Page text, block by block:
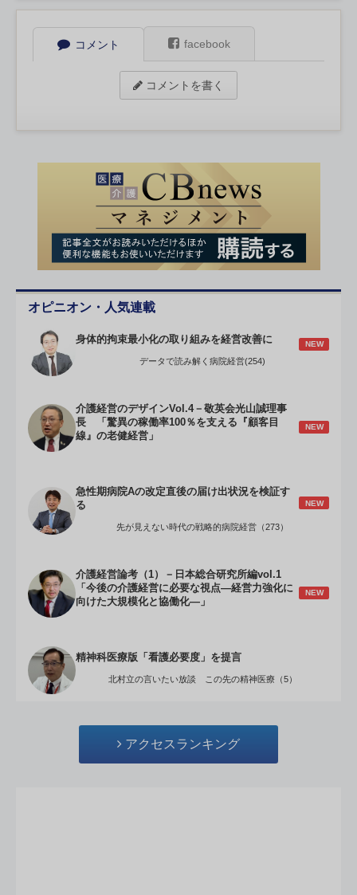
コメント facebook
コメントを書く
オピニオン・人気連載
身体的拘束最小化の取り組みを経営改善に NEW
データで読み解く病院経営(254)
介護経営のデザインVol.4－敬英会光山誠理事
長 「驚異の稼働率100％を支える『顧客目
線』の老健経営」
NEW
急性期病院Aの改定直後の届け出状況を検証す
る
NEW
先が見えない時代の戦略的病院経営（273）
介護経営論考（1）－日本総合研究所編vol.1
「今後の介護経営に必要な視点―経営力強化に
向けた大規模化と協働化―」
NEW
精神科医療版「看護必要度」を提言
北村立の言いたい放談 この先の精神医療（5）
アクセスランキング